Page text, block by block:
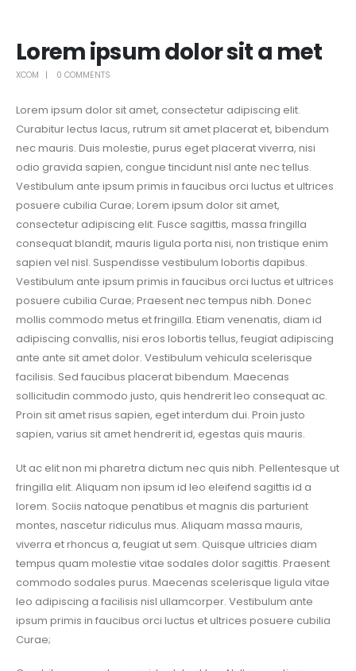
Lorem ipsum dolor sit a met
XCOM 0 COMMENTS
Lorem ipsum dolor sit amet, consectetur adipiscing elit.
Curabitur lectus lacus, rutrum sit amet placerat et, bibendum
nec mauris. Duis molestie, purus eget placerat viverra, nisi
odio gravida sapien, congue tincidunt nisl ante nec tellus.
Vestibulum ante ipsum primis in faucibus orci luctus et ultrices
posuere cubilia Curae; Lorem ipsum dolor sit amet,
consectetur adipiscing elit. Fusce sagittis, massa fringilla
consequat blandit, mauris ligula porta nisi, non tristique enim
sapien vel nisl. Suspendisse vestibulum lobortis dapibus.
Vestibulum ante ipsum primis in faucibus orci luctus et ultrices
posuere cubilia Curae; Praesent nec tempus nibh. Donec
mollis commodo metus et fringilla. Etiam venenatis, diam id
adipiscing convallis, nisi eros lobortis tellus, feugiat adipiscing
ante ante sit amet dolor. Vestibulum vehicula scelerisque
facilisis. Sed faucibus placerat bibendum. Maecenas
sollicitudin commodo justo, quis hendrerit leo consequat ac.
Proin sit amet risus sapien, eget interdum dui. Proin justo
sapien, varius sit amet hendrerit id, egestas quis mauris.
Ut ac elit non mi pharetra dictum nec quis nibh. Pellentesque ut
fringilla elit. Aliquam non ipsum id leo eleifend sagittis id a
lorem. Sociis natoque penatibus et magnis dis parturient
montes, nascetur ridiculus mus. Aliquam massa mauris,
viverra et rhoncus a, feugiat ut sem. Quisque ultricies diam
tempus quam molestie vitae sodales dolor sagittis. Praesent
commodo sodales purus. Maecenas scelerisque ligula vitae
leo adipiscing a facilisis nisl ullamcorper. Vestibulum ante
ipsum primis in faucibus orci luctus et ultrices posuere cubilia
Curae;